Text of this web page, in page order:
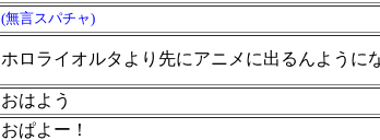
(無言スパチャ)
ホロライオルタより先にアニメに出るんように
おはよう
おぱよー！